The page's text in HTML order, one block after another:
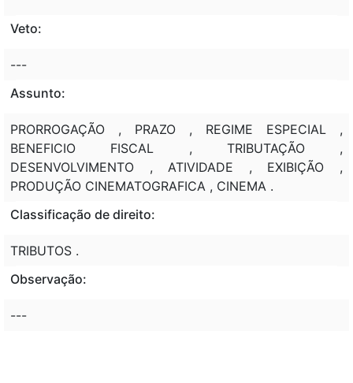
Veto:
---
Assunto:
PRORROGAÇÃO , PRAZO , REGIME ESPECIAL ,
BENEFICIO FISCAL , TRIBUTAÇÃO ,
DESENVOLVIMENTO , ATIVIDADE , EXIBIÇÃO ,
PRODUÇÃO CINEMATOGRAFICA , CINEMA .
Classificação de direito:
TRIBUTOS .
Observação:
---